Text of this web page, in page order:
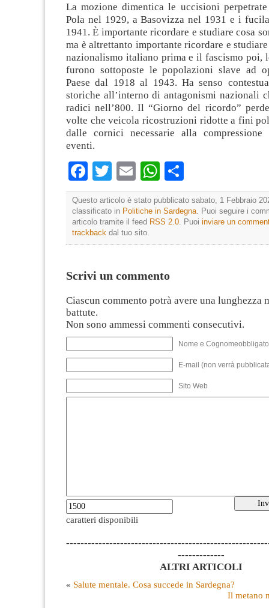
La mozione dimentica le uccisioni
Pola nel 1929, a Basovizza nel 1931 e i
1941. È importante ricordare e studiare cosa
ma è altrettanto importante ricordare e
nazionalismo italiano prima e il fascismo poi,
furono sottoposte le popolazioni slave ad
Paese dal 1918 al 1943. Ha senso
storiche all’interno di antagonismi nazionali
radici nell’800. Il “Giorno del ricordo”
volte che veicola ricostruzioni ridotte a fini
dalle cornici necessarie alla
eventi.
Facebook
TwitterEmailWhatsApp
Questo articolo è stato pubblicato sabato, 1 Febbraio
classificato in Politiche in Sardegna . Puoi seguire i
articolo tramite il feed RSS 2.0 . Puoi inviare un
trackback dal tuo sito.
Scrivi un commento
Ciascun commento potrà avere una lunghezza
battute.
Non sono ammessi commenti consecutivi.
Nome e
E-mail (non verrà
Sito Web
caratteri disponibili
-------------
ALTRI ARTICOLI
« Salute mentale. Cosa succede in Sardegna?
Il metano